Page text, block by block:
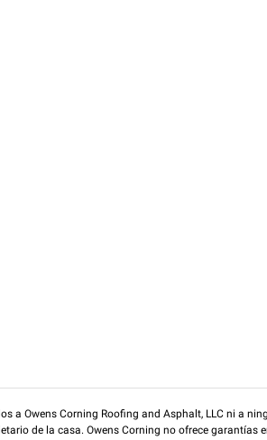
a Owens Corning Roofing and Asphalt, LLC ni a
de la casa. Owens Corning no ofrece